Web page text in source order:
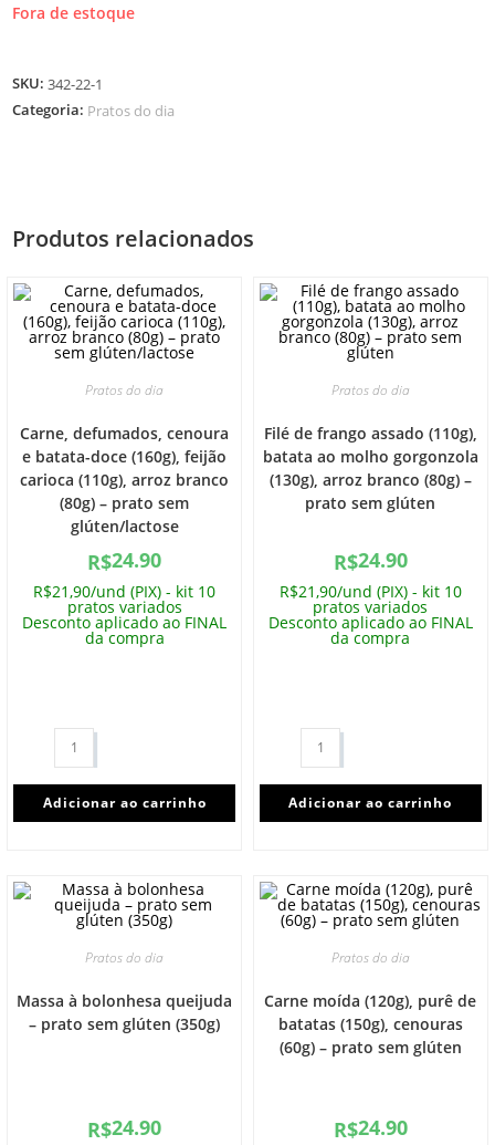
Fora de estoque
SKU:342-22-1
Categoria: Pratos do dia
Produtos relacionados
Pratos do dia
Carne, defumados, cenoura
e batata-doce (160g), feijão
carioca (110g), arroz branco
(80g) – prato sem
glúten/lactose
R$24.90
R$21,90/und (PIX) - kit 10
pratos variados
Desconto aplicado ao FINAL
da compra
Adicionar ao carrinho
Pratos do dia
Filé de frango assado (110g),
batata ao molho gorgonzola
(130g), arroz branco (80g) –
prato sem glúten
R$24.90
R$21,90/und (PIX) - kit 10
pratos variados
Desconto aplicado ao FINAL
da compra
Adicionar ao carrinho
Pratos do dia
Massa à bolonhesa queijuda
– prato sem glúten (350g)
R$24.90
Pratos do dia
Carne moída (120g), purê de
batatas (150g), cenouras
(60g) – prato sem glúten
R$24.90